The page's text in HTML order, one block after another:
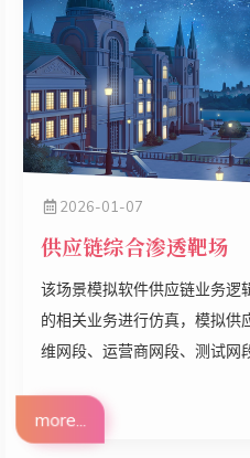
2026-01-07
供应链综合渗透靶场
该场景模拟软件供应链业务逻
的相关业务进行仿真，模拟供
维网段、运营商网段、测试网
升、代理转发等手段进行渗透
more...